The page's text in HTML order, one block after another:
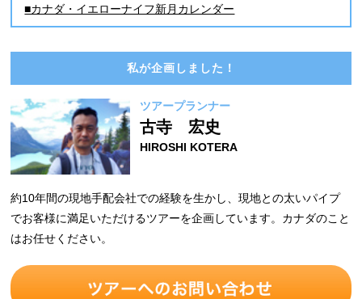
■カナダ・イエローナイフ新月カレンダー
私が企画しました！
ツアープランナー
古寺 宏史
HIROSHI KOTERA
約10年間の現地手配会社での経験を生かし、現地との太いパイプ
でお客様に満足いただけるツアーを企画しています。カナダのこと
はお任せください。